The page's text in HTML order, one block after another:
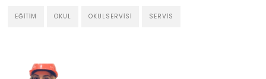
EĞITIM OKUL OKULSERVISI SERVIS